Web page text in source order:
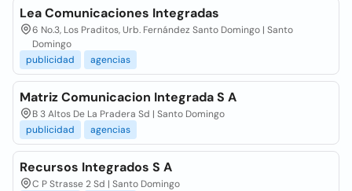
Lea Comunicaciones Integradas
6 No.3, Los Praditos, Urb. Fernández Santo Domingo | Santo
Domingo
publicidad
agencias
Matriz Comunicacion Integrada S A
B 3 Altos De La Pradera Sd | Santo Domingo
publicidad
agencias
Recursos Integrados S A
C P Strasse 2 Sd | Santo Domingo